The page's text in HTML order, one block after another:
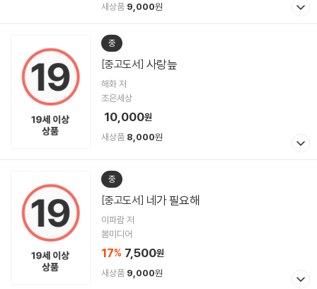
새상품 9,000원
중
[중고도서] 사랑늪
해화 저
조은세상
10,000원
새상품 8,000원
중
[중고도서] 네가 필요해
이파람 저
봄미디어
17% 7,500원
새상품 9,000원